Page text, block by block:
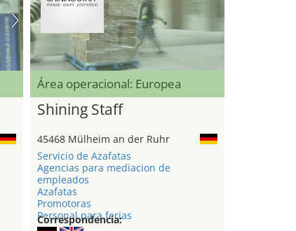
Área operacional: Europea
Shining Staff
45468 Mülheim an der Ruhr
Servicio de Azafatas
Agencias para mediacion de
empleados
Azafatas
Promotoras
Personal para ferias
Correspondencia: